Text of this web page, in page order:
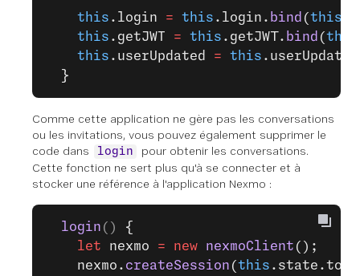
    this
.login = this .login. bind (this
    this
.getJWT = this .getJWT. bind (this
    this
.userUpdated = this
  }
Comme cette application ne gère pas les conversations
ou les invitations, vous pouvez également supprimer le
code dans
login
pour obtenir les conversations.
Cette fonction ne sert plus qu'à se connecter et à
stocker une référence à l'application Nexmo :
  login
() {
    let
nexmo = new nexmoClient ();
    nexmo.
createSession (this